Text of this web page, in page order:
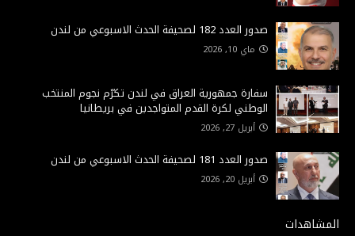
صدور العدد 182 لصحيفة الحدث الاسبوعي من لندن
ماي 10, 2026
سفارة جمهورية العراق في لندن تكرّم نجوم المنتخب
الوطني لكرة القدم المتواجدين في بريطانيا
أبريل 27, 2026
صدور العدد 181 لصحيفة الحدث الاسبوعي من لندن
أبريل 20, 2026
المشاهدات